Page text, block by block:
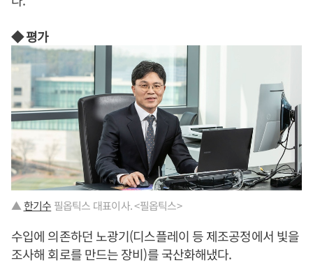
◆ 평가
▲한기수 필옵틱스 대표이사. <필옵틱스>
수입에 의존하던 노광기(디스플레이 등 제조공정에서 빛을
조사해 회로를 만드는 장비)를 국산화해냈다.